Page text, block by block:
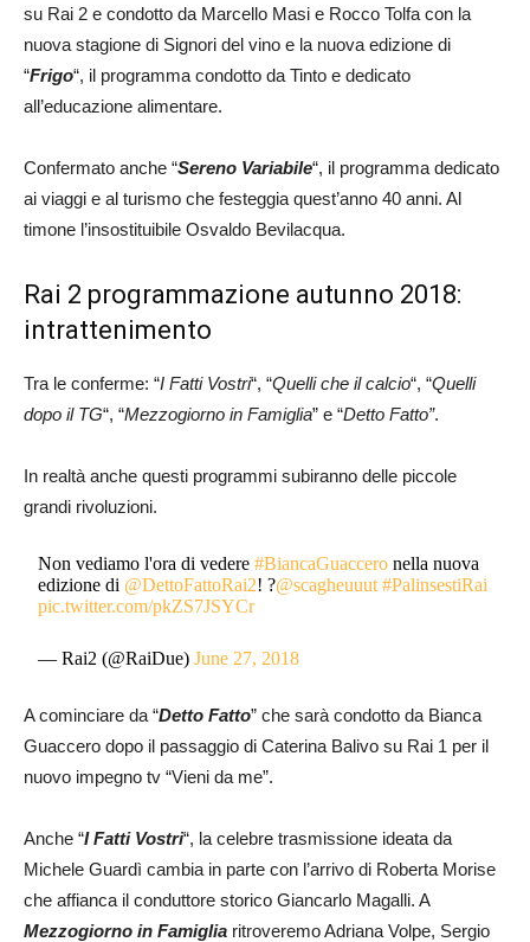
su Rai 2 e condotto da Marcello Masi e Rocco Tolfa con la
nuova stagione di Signori del vino e la nuova edizione di
“Frigo“, il programma condotto da Tinto e dedicato
all’educazione alimentare.
Confermato anche “Sereno Variabile“, il programma dedicato
ai viaggi e al turismo che festeggia quest’anno 40 anni. Al
timone l’insostituibile Osvaldo Bevilacqua.
Rai 2 programmazione autunno 2018:
intrattenimento
Tra le conferme: “I Fatti Vostri“, “Quelli che il calcio“, “Quelli
dopo il TG“, “Mezzogiorno in Famiglia” e “Detto Fatto”.
In realtà anche questi programmi subiranno delle piccole
grandi rivoluzioni.
Non vediamo l'ora di vedere#BiancaGuaccero nella nuova
edizione di @DettoFattoRai2! ?@scagheuuut #PalinsestiRai
pic.twitter.com/pkZS7JSYCr
— Rai2 (@RaiDue)June 27, 2018
A cominciare da “Detto Fatto” che sarà condotto da Bianca
Guaccero dopo il passaggio di Caterina Balivo su Rai 1 per il
nuovo impegno tv “Vieni da me”.
Anche “I Fatti Vostri“, la celebre trasmissione ideata da
Michele Guardì cambia in parte con l’arrivo di Roberta Morise
che affianca il conduttore storico Giancarlo Magalli. A
Mezzogiorno in Famiglia ritroveremo Adriana Volpe, Sergio